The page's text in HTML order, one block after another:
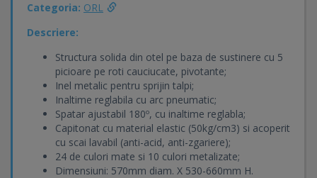
Categoria: ORL
Descriere:
Structura solida din otel pe baza de sustinere cu 5
picioare pe roti cauciucate, pivotante;
Inel metalic pentru sprijin talpi;
Inaltime reglabila cu arc pneumatic;
Spatar ajustabil 180º, cu inaltime reglabla;
Capitonat cu material elastic (50kg/cm3) si acoperit
cu scai lavabil (anti-acid, anti-zgariere);
24 de culori mate si 10 culori metalizate;
Dimensiuni: 570mm diam. X 530-660mm H.